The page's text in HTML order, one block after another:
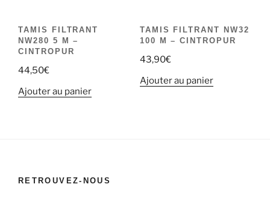
TAMIS FILTRANT
NW280 5 M –
CINTROPUR
44,50€
Ajouter au panier
TAMIS FILTRANT NW32
100 M – CINTROPUR
43,90€
Ajouter au panier
RETROUVEZ-NOUS